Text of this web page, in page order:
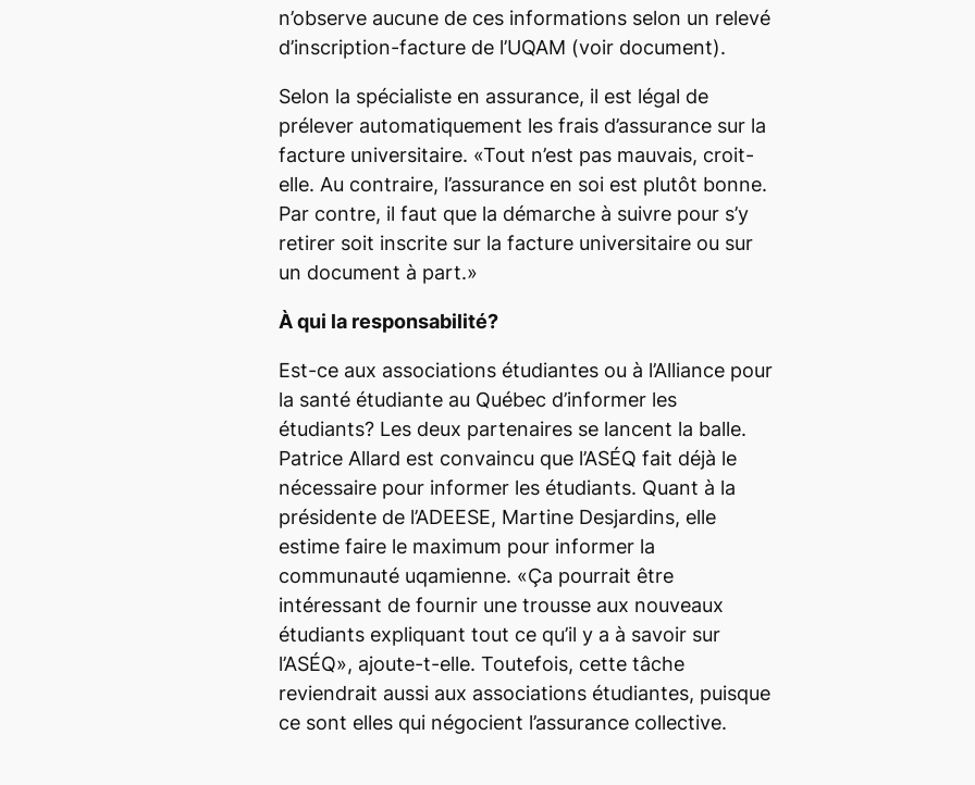
n’observe aucune de ces informations selon un relevé
d’inscription-facture de l’UQAM (voir document).
Selon la spécialiste en assurance, il est légal de
prélever automatiquement les frais d’assurance sur la
facture universitaire. «Tout n’est pas mauvais, croit-
elle. Au contraire, l’assurance en soi est plutôt bonne.
Par contre, il faut que la démarche à suivre pour s’y
retirer soit inscrite sur la facture universitaire ou sur
un document à part.»
À qui la responsabilité?
Est-ce aux associations étudiantes ou à l’Alliance pour
la santé étudiante au Québec d’informer les
étudiants? Les deux partenaires se lancent la balle.
Patrice Allard est convaincu que l’ASÉQ fait déjà le
nécessaire pour informer les étudiants. Quant à la
présidente de l’ADEESE, Martine Desjardins, elle
estime faire le maximum pour informer la
communauté uqamienne. «Ça pourrait être
intéressant de fournir une trousse aux nouveaux
étudiants expliquant tout ce qu’il y a à savoir sur
l’ASÉQ», ajoute-t-elle. Toutefois, cette tâche
reviendrait aussi aux associations étudiantes, puisque
ce sont elles qui négocient l’assurance collective.